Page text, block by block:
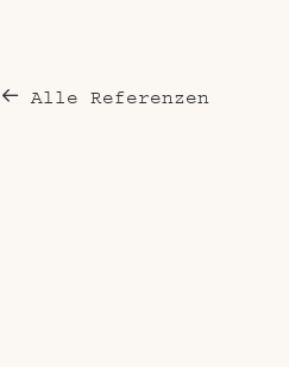
Alle Referenzen